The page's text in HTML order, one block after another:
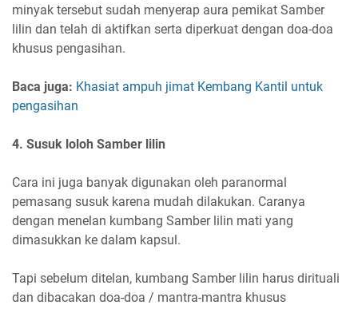
minyak tersebut sudah menyerap aura pemikat Samber
lilin dan telah di aktifkan serta diperkuat dengan doa-doa
khusus pengasihan.
Baca juga: Khasiat ampuh jimat Kembang Kantil untuk
pengasihan
4. Susuk loloh Samber lilin
Cara ini juga banyak digunakan oleh paranormal
pemasang susuk karena mudah dilakukan. Caranya
dengan menelan kumbang Samber lilin mati yang
dimasukkan ke dalam kapsul.
Tapi sebelum ditelan, kumbang Samber lilin harus dirituali
dan dibacakan doa-doa / mantra-mantra khusus